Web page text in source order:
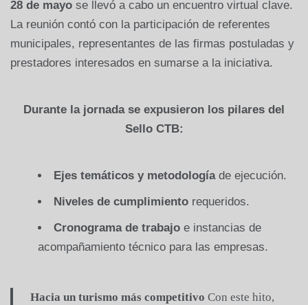
28 de mayo se llevó a cabo un encuentro virtual clave.
La reunión contó con la participación de referentes
municipales, representantes de las firmas postuladas y
prestadores interesados en sumarse a la iniciativa.
Durante la jornada se expusieron los pilares del
Sello CTB:
Ejes temáticos y metodologíade ejecución.
Niveles de cumplimiento requeridos.
Cronograma de trabajo e instancias de
acompañamiento técnico para las empresas.
Hacia un turismo más competitivo Con este hito,